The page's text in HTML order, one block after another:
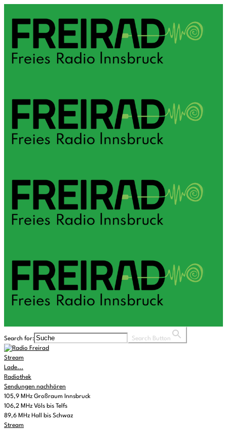
Search for: Search Button
Stream
Lade...
Radiothek
Sendungen nachhören
105,9 MHz Großraum Innsbruck
106,2 MHz Völs bis Telfs
89,6 MHz Hall bis Schwaz
Stream